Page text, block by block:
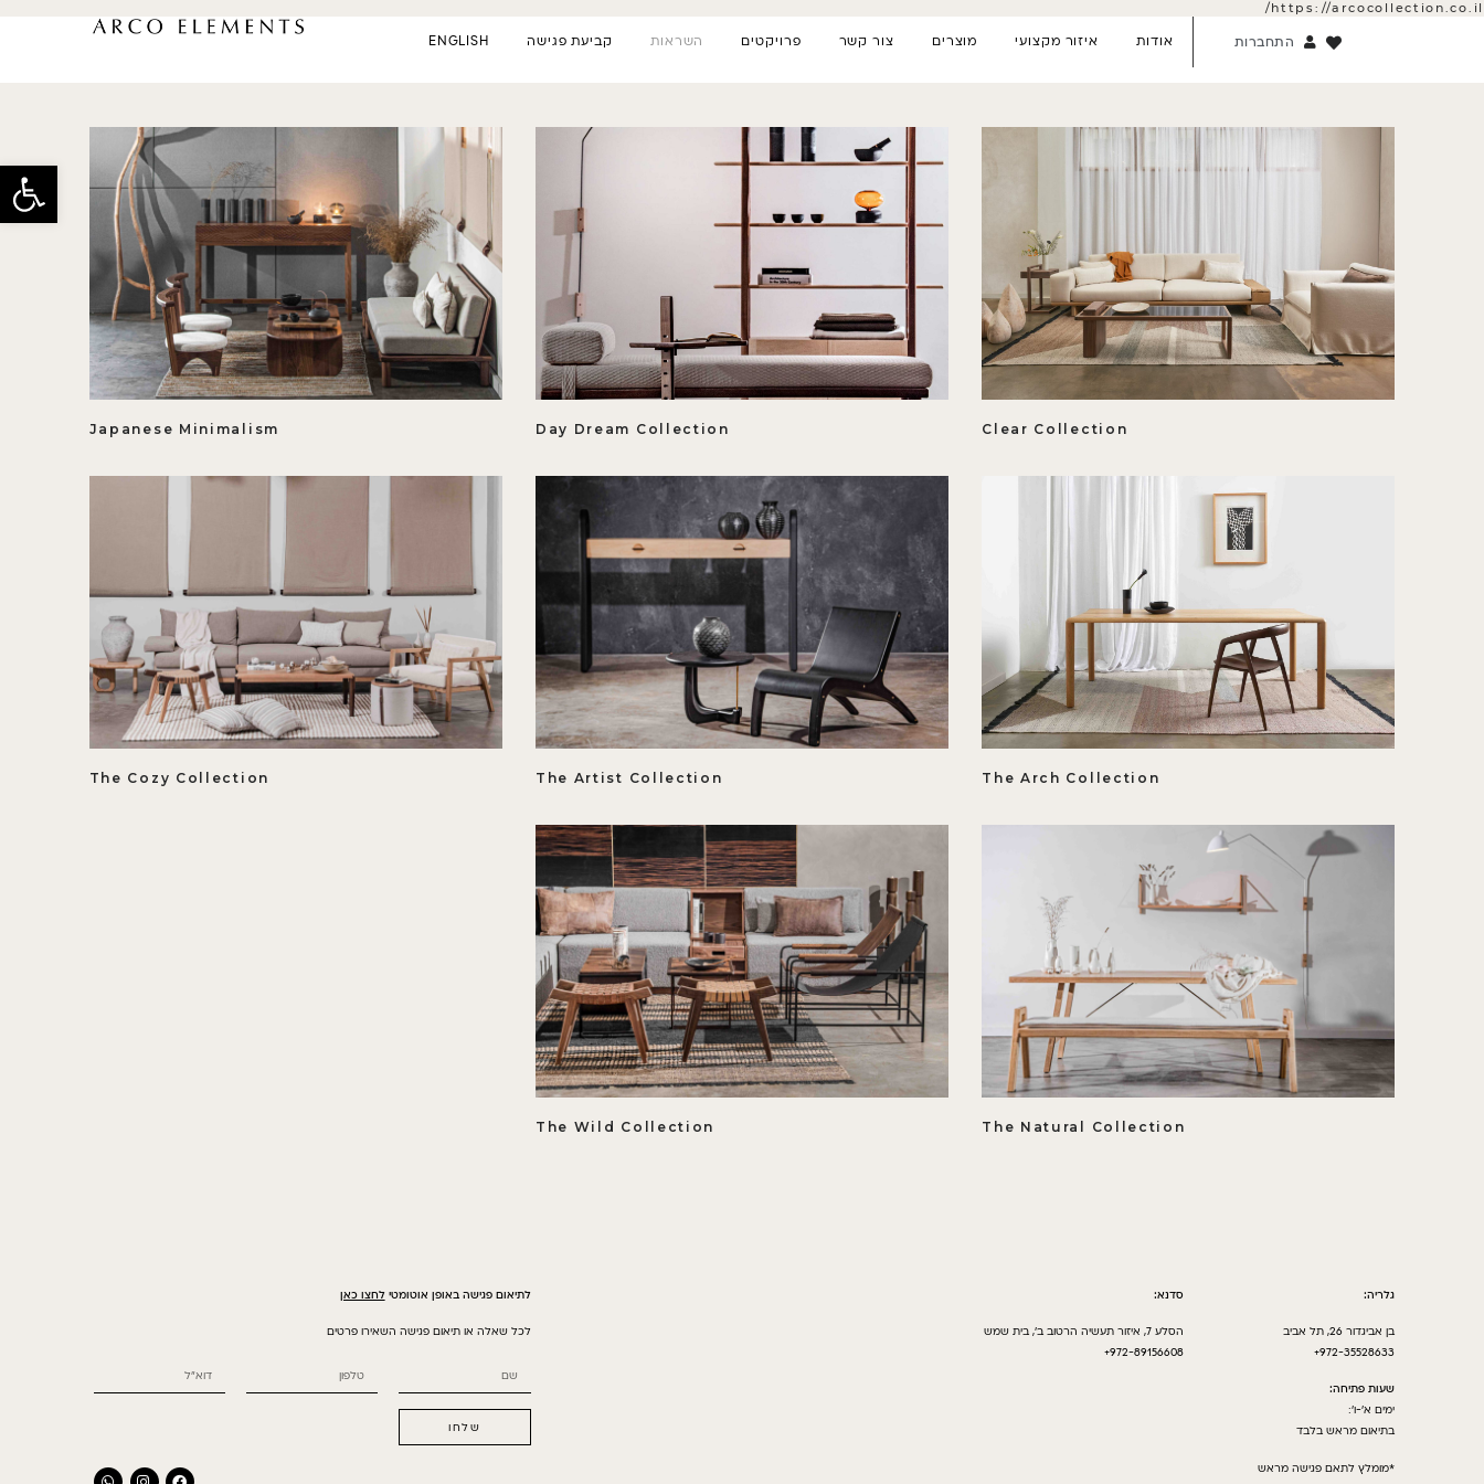
https://arcocollection.co.il/
התחברות אודות איזור מקצועי מוצרים צור קשר פרויקטים השראות קביעת פגישה ENGLISH
Clear Collection
Day Dream Collection
Japanese Minimalism
The Arch Collection
The Artist Collection
The Cozy Collection
The Natural Collection
The Wild Collection
גלריה:
בן אביגדור 26, תל אביב
972-35528633+
שעות פתיחה:
ימים א’-ו’:
בתיאום מראש בלבד
*מומלץ לתאם פגישה מראש
סדנא:
הסלע 7, איזור תעשיה הרטוב ב’, בית שמש
972-89156608+
לתיאום פגישה באופן אוטומטילחצו כאן
לכל שאלה או תיאום פגישה השאירו פרטים
שלחו